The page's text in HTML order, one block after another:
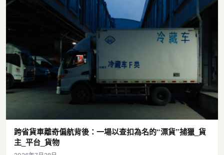
跨省貨車離奇偏航背後：一場以查扣為名的“漂貨”捕獵_貨
主_平台_貨物